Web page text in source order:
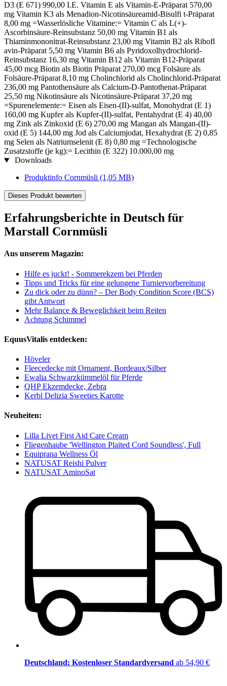
D3 (E 671) 990,00 I.E. Vitamin E als Vitamin-E-Präparat 570,00
mg Vitamin K3 als Menadion-Nicotinsäureamid-Bisulfi t-Präparat
8,00 mg =Wasserlösliche Vitamine:= Vitamin C als L(+)-
Ascorbinsäure-Reinsubstanz 50,00 mg Vitamin B1 als
Thiaminmononitrat-Reinsubstanz 23,00 mg Vitamin B2 als Ribofl
avin-Präparat 5,50 mg Vitamin B6 als Pyridoxolhydrochlorid-
Reinsubstanz 16,30 mg Vitamin B12 als Vitamin B12-Präparat
45,00 mcg Biotin als Biotin Präparat 270,00 mcg Folsäure als
Folsäure-Präparat 8,10 mg Cholinchlorid als Cholinchlorid-Präparat
236,00 mg Pantothensäure als Calcium-D-Pantothenat-Präparat
25,50 mg Nikotinsäure als Nicotinsäure-Präparat 37,20 mg
=Spurenelemente:= Eisen als Eisen-(II)-sulfat, Monohydrat (E 1)
160,00 mg Kupfer als Kupfer-(II)-sulfat, Pentahydrat (E 4) 40,00
mg Zink als Zinkoxid (E 6) 270,00 mg Mangan als Mangan-(II)-
oxid (E 5) 144,00 mg Jod als Calciumjodat, Hexahydrat (E 2) 0,85
mg Selen als Natriumselenit (E 8) 0,80 mg =Technologische
Zusatzstoffe (je kg):= Lecithin (E 322) 10.000,00 mg
Downloads
Produktinfo Cornmüsli (1,05 MB)
Dieses Produkt bewerten
Erfahrungsberichte in Deutsch für
Marstall Cornmüsli
Aus unserem Magazin:
Hilfe es juckt! - Sommerekzem bei Pferden
Tipps und Tricks für eine gelungene Turniervorbereitung
Zu dick oder zu dünn? – Der Body Condition Score (BCS)
gibt Antwort
Mehr Balance & Beweglichkeit beim Reiten
Achtung Schimmel
EquusVitalis entdecken:
Höveler
Fleecedecke mit Ornament, Bordeaux/Silber
Ewalia Schwarzkümmelöl für Pferde
QHP Ekzemdecke, Zebra
Kerbl Delizia Sweeties Karotte
Neuheiten:
Lilla Livet First Aid Care Cream
Fliegenhaube 'Wellington Plaited Cord Soundless', Full
Equiprana Wellness Öl
NATUSAT Reishi Pulver
NATUSAT AminoSat
Deutschland: Kostenloser Standardversand ab 54,90 €